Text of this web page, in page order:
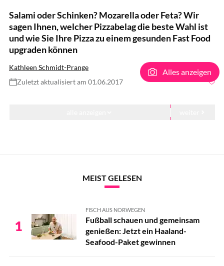
Salami oder Schinken? Mozarella oder Feta? Wir
sagen Ihnen, welcher Pizzabelag die beste Wahl ist
und wie Sie Ihre Pizza zu einem gesunden Fast Food
upgraden können
Kathleen Schmidt-Prange
Zuletzt aktualisiert am 01.06.2017
Alles anzeigen
Eier
Feta
MEIST GELESEN
1
FISCH AUS NORWEGEN
Fußball schauen und gemeinsam
genießen: Jetzt ein Haaland-
Seafood-Paket gewinnen